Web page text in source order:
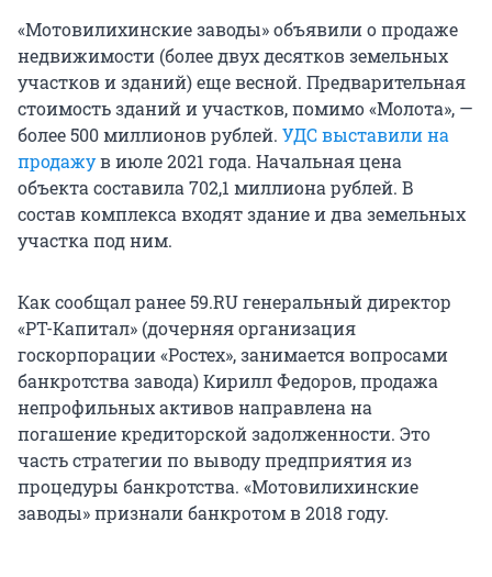
«Мотовилихинские заводы» объявили о продаже
недвижимости (более двух десятков земельных
участков и зданий) еще весной. Предварительная
стоимость зданий и участков, помимо «Молота», —
более 500 миллионов рублей. УДС выставили на
продажув июле 2021 года. Начальная цена
объекта составила 702,1 миллиона рублей. В
состав комплекса входят здание и два земельных
участка под ним.
Как сообщал ранее 59.RU генеральный директор
«РТ-Капитал» (дочерняя организация
госкорпорации «Ростех», занимается вопросами
банкротства завода) Кирилл Федоров, продажа
непрофильных активов направлена на
погашение кредиторской задолженности. Это
часть стратегии по выводу предприятия из
процедуры банкротства. «Мотовилихинские
заводы» признали банкротом в 2018 году.